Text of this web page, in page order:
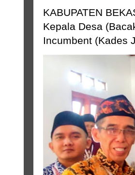
KABUPATEN
Kepala Desa
Incumbent (Kades